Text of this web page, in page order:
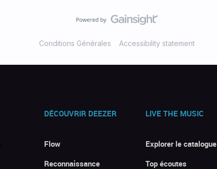
Conditions Générales Accessibility statement
DÉCOUVRIR DEEZER
Flow
Reconnaissance
LIVE THE MUSIC
Explorer le catalogue
Top écoutes